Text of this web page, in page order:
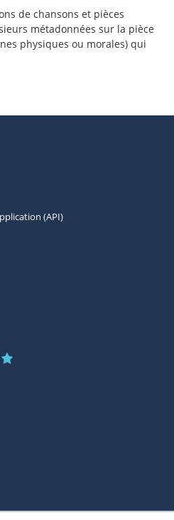
de chansons et pièces
métadonnées sur la pièce
physiques ou morales) qui
(API)